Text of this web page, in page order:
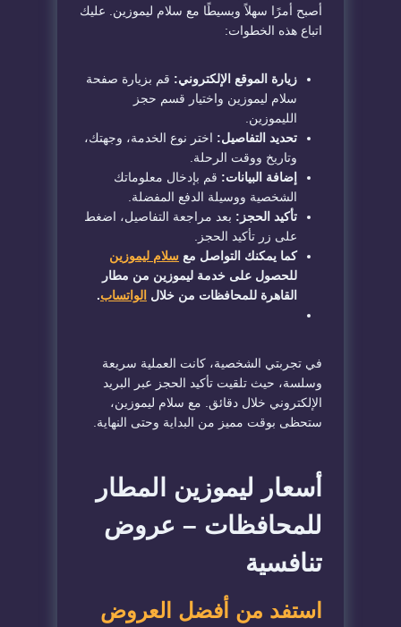
أصبح أمرًا سهلاً وبسيطًا مع سلام ليموزين. عليك
اتباع هذه الخطوات:
زيارة الموقع الإلكتروني: قم بزيارة صفحة
سلام ليموزين واختيار قسم حجز
الليموزين.
تحديد التفاصيل: اختر نوع الخدمة، وجهتك،
وتاريخ ووقت الرحلة.
إضافة البيانات: قم بإدخال معلوماتك
الشخصية ووسيلة الدفع المفضلة.
تأكيد الحجز: بعد مراجعة التفاصيل، اضغط
على زر تأكيد الحجز.
كما يمكنك التواصل مع سلام ليموزين
للحصول على خدمة ليموزين من مطار
القاهرة للمحافظات من خلال الواتساب.
في تجربتي الشخصية، كانت العملية سريعة
وسلسة، حيث تلقيت تأكيد الحجز عبر البريد
الإلكتروني خلال دقائق. مع سلام ليموزين،
ستحظى بوقت مميز من البداية وحتى النهاية.
أسعار ليموزين المطار
للمحافظات – عروض
تنافسية
استفد من أفضل العروض